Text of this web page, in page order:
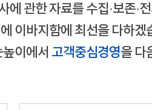
관한 자료를 수집·보존·
이바지함에 최선을 다하겠
이에서 고객중심경영을 다